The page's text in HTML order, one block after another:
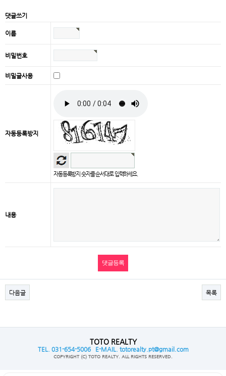
댓글쓰기
이름
비밀번호
비밀글사용
자동등록방지
자동등록방지 숫자를 순서대로 입력하세요.
내용
다음글 목록
TOTO REALTY
TEL. 031-654-5006 E-MAIL. totorealty.pt@gmail.com
COPYRIGHT (C) TOTO REALTY. ALL RIGHTS RESERVED.